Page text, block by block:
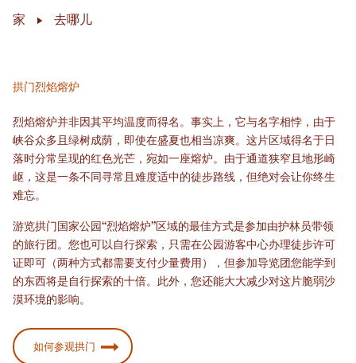
家 去哪儿
拱门烈焰熔炉
烈焰熔炉并非因其平均温度而得名。事实上，它与名字相悖，由于
峡谷众多且绿树成荫，即使在盛夏也相当凉爽。这片区域得名于日
落时分常呈现的红色光芒，宛如一座熔炉。由于通道狭窄且地形崎
岖，这是一条不同寻常且难度适中的徒步路线，但绝对会让你终生
难忘。
游览拱门国家公园“烈焰熔炉”区域的最佳方式是参加由护林员带领
的旅行团。您也可以自行探索，只需在公园游客中心办理徒步许可
证即可（两种方式都需要支付少量费用），但参加导览团您能学到
的东西将是自行探索的十倍。此外，您还能大大减少对这片脆弱沙
漠环境的影响。
如何参观拱门